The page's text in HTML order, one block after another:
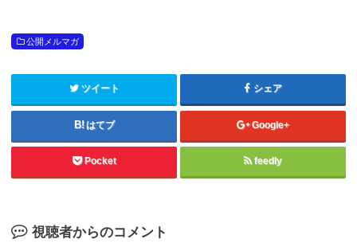
公開メルマガ
ツイート シェア
はてブ Google+
Pocket feedly
視聴者からのコメント